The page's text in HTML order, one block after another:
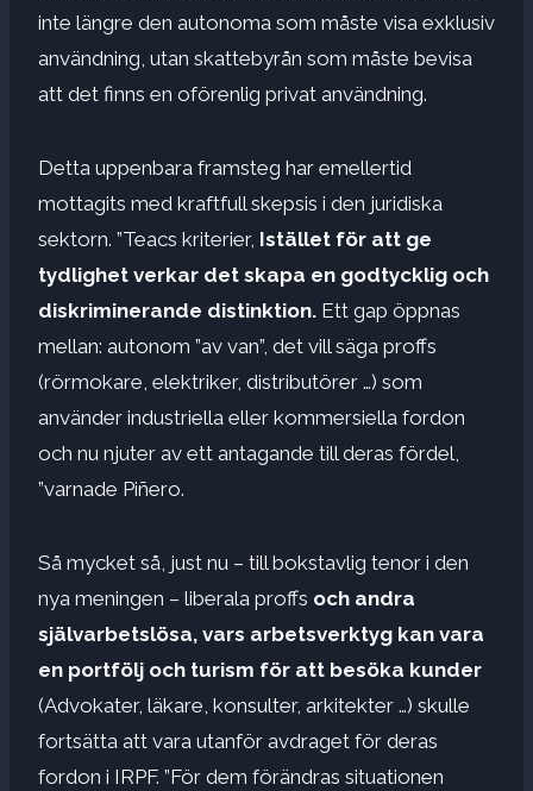
inte längre den autonoma som måste visa exklusiv
användning, utan skattebyrån som måste bevisa
att det finns en oförenlig privat användning.
Detta uppenbara framsteg har emellertid
mottagits med kraftfull skepsis i den juridiska
sektorn. ”Teacs kriterier, Istället för att ge
tydlighet verkar det skapa en godtycklig och
diskriminerande distinktion. Ett gap öppnas
mellan: autonom ”av van”, det vill säga proffs
(rörmokare, elektriker, distributörer …) som
använder industriella eller kommersiella fordon
och nu njuter av ett antagande till deras fördel,
”varnade Piñero.
Så mycket så, just nu – till bokstavlig tenor i den
nya meningen – liberala proffs och andra
självarbetslösa, vars arbetsverktyg kan vara
en portfölj och turism för att besöka kunder
(Advokater, läkare, konsulter, arkitekter …) skulle
fortsätta att vara utanför avdraget för deras
fordon i IRPF. ”För dem förändras situationen